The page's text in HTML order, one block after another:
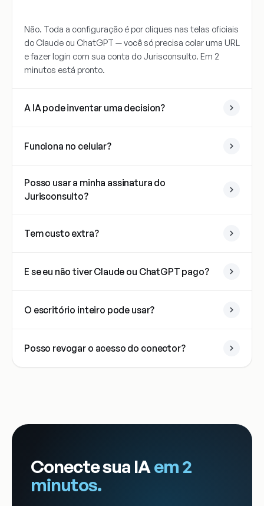
Não. Toda a configuração é por cliques nas telas oficiais
do Claude ou ChatGPT — você só precisa colar uma URL
e fazer login com sua conta do Jurisconsulto. Em 2
minutos está pronto.
A IA pode inventar uma decision?
Funciona no celular?
Posso usar a minha assinatura do
Jurisconsulto?
Tem custo extra?
E se eu não tiver Claude ou ChatGPT pago?
O escritório inteiro pode usar?
Posso revogar o acesso do conector?
Conecte sua IAem 2
minutos.